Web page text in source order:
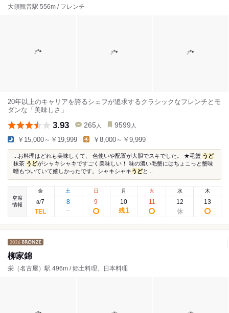
大須観音駅 556m / フレンチ
20年以上のキャリアを誇るシェフが追求するクラシックなフレンチとモ
ダンな「美味しさ」
3.93 265 人 9599 人
￥15,000～￥19,999 ￥8,000～￥9,999
...お料理はどれも美味しくて、 色使いや配置が大胆でスキでした。 ★毛蟹 うど
抹茶 うどがシャキシャキですごく美味しい！ 味の濃い毛蟹にはちょこっと蟹味
噌もついていて嬉しかったです。シャキシャキうどと...
空席
情報
金
8/7
土
8
日
9
月
10
残1
火
11
水
12
木
13
柳家錦
栄（名古屋）駅 496m / 郷土料理、日本料理